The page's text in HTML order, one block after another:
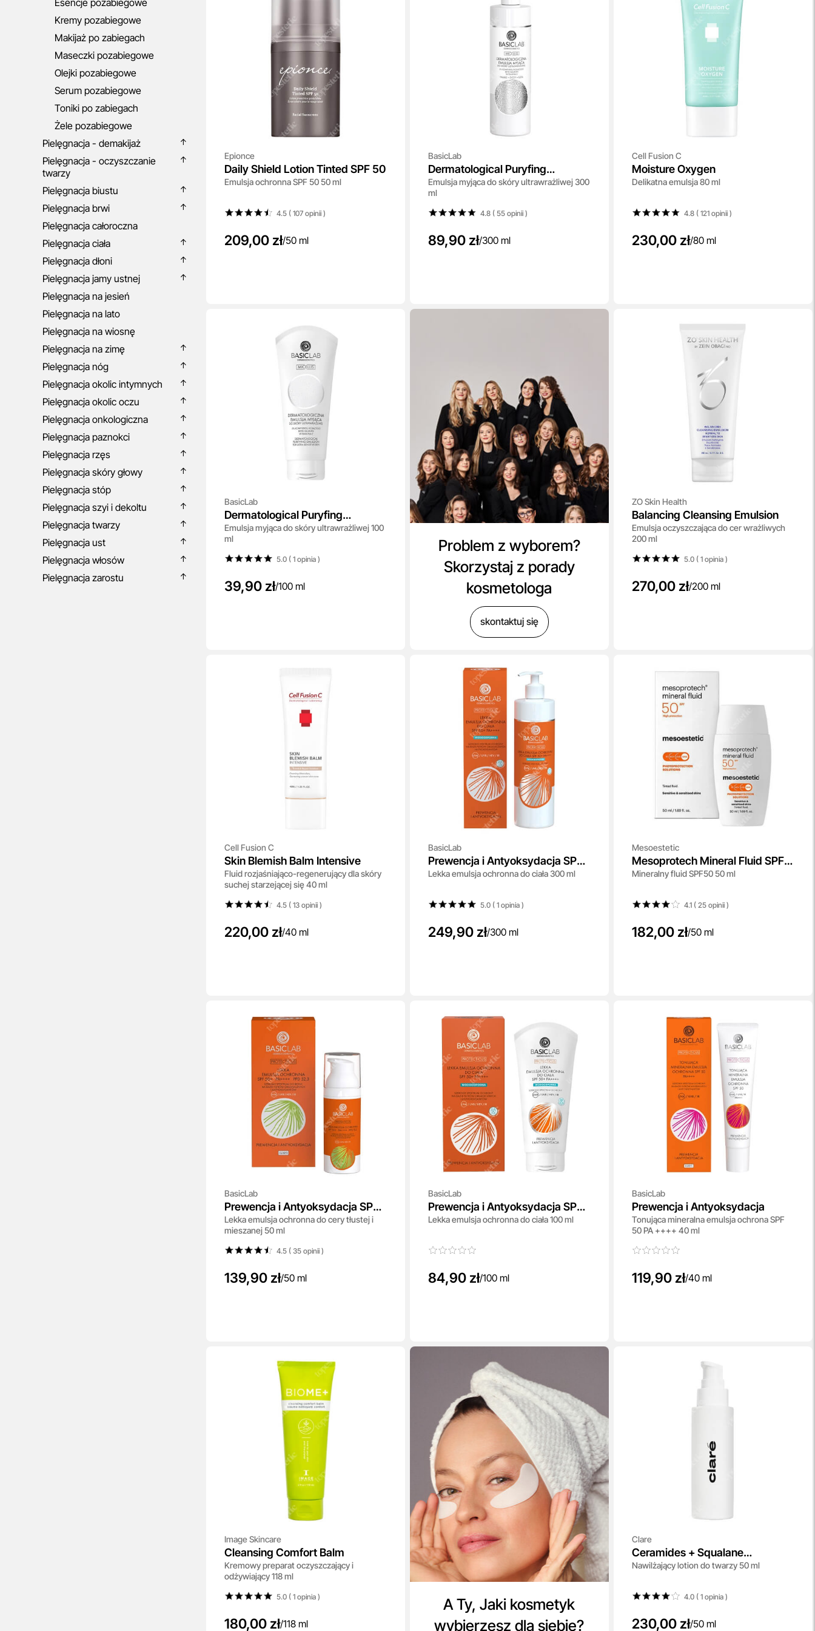
Esencje pozabiegowe
Kremy pozabiegowe
Makijaż po zabiegach
Maseczki pozabiegowe
Olejki pozabiegowe
Serum pozabiegowe
Toniki po zabiegach
Żele pozabiegowe
Pielęgnacja - demakijaż
Pielęgnacja - oczyszczanie
twarzy
Pielęgnacja biustu
Pielęgnacja brwi
Pielęgnacja całoroczna
Pielęgnacja ciała
Pielęgnacja dłoni
Pielęgnacja jamy ustnej
Pielęgnacja na jesień
Pielęgnacja na lato
Pielęgnacja na wiosnę
Pielęgnacja na zimę
Pielęgnacja nóg
Pielęgnacja okolic intymnych
Pielęgnacja okolic oczu
Pielęgnacja onkologiczna
Pielęgnacja paznokci
Pielęgnacja rzęs
Pielęgnacja skóry głowy
Pielęgnacja stóp
Pielęgnacja szyi i dekoltu
Pielęgnacja twarzy
Pielęgnacja ust
Pielęgnacja włosów
Pielęgnacja zarostu
Epionce
Daily Shield Lotion Tinted SPF 50
Emulsja ochronna SPF 50 50 ml
4.5 ( 107opinii)
209,00 zł/50 ml
BasicLab
Dermatological Puryfing
Emulsion
Emulsja myjąca do skóry ultrawrażliwej 300
ml
4.8 ( 55opinii)
89,90 zł/300 ml
Cell Fusion C
Moisture Oxygen
Delikatna emulsja 80 ml
4.8 ( 121opinii)
230,00 zł/80 ml
BasicLab
Dermatological Puryfing
Emulsion
Emulsja myjąca do skóry ultrawrażliwej 100
ml
5.0 ( 1opinia)
39,90 zł/100 ml
Problem z wyborem?
Skorzystaj z porady
kosmetologa
skontaktuj się
ZO Skin Health
Balancing Cleansing Emulsion
Emulsja oczyszczająca do cer wrażliwych
200 ml
5.0 ( 1opinia)
270,00 zł/200 ml
Cell Fusion C
Skin Blemish Balm Intensive
Fluid rozjaśniająco-regenerujący dla skóry
suchej starzejącej się 40 ml
4.5 ( 13opinii)
220,00 zł/40 ml
BasicLab
Prewencja i Antyoksydacja SPF
50+ PA++++
Lekka emulsja ochronna do ciała 300 ml
5.0 ( 1opinia)
249,90 zł/300 ml
Mesoestetic
Mesoprotech Mineral Fluid SPF
50
Mineralny fluid SPF50 50 ml
4.1 ( 25opinii)
182,00 zł/50 ml
BasicLab
Prewencja i Antyoksydacja SPF
50+
Lekka emulsja ochronna do cery tłustej i
mieszanej 50 ml
4.5 ( 35opinii)
139,90 zł/50 ml
BasicLab
Prewencja i Antyoksydacja SPF
50+ PA++++
Lekka emulsja ochronna do ciała 100 ml
84,90 zł/100 ml
BasicLab
Prewencja i Antyoksydacja
Tonująca mineralna emulsja ochrona SPF
50 PA ++++ 40 ml
119,90 zł/40 ml
Image Skincare
Cleansing Comfort Balm
Kremowy preparat oczyszczający i
odżywiający 118 ml
5.0 ( 1opinia)
180,00 zł/118 ml
A Ty, Jaki kosmetyk
wybierzesz dla siebie?
Clare
Ceramides + Squalane
Moisturizing Face Lotion
Nawilżający lotion do twarzy 50 ml
4.0 ( 1opinia)
230,00 zł/50 ml